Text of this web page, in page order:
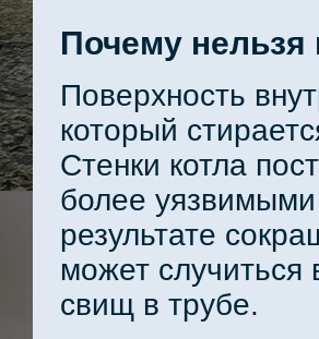
Почему нельзя
Поверхность
который
Стенки котла
более
результате
может случиться
свищ в трубе.